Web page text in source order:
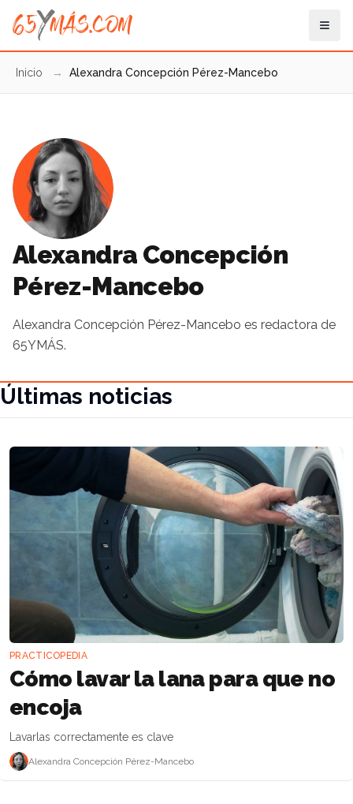
Inicio → Alexandra Concepción Pérez-Mancebo
Alexandra Concepción
Pérez-Mancebo
Alexandra Concepción Pérez-Mancebo es redactora de
65YMÁS.
Últimas noticias
PRACTICOPEDIA
Cómo lavar la lana para que no
encoja
Lavarlas correctamente es clave
Alexandra Concepción Pérez-Mancebo